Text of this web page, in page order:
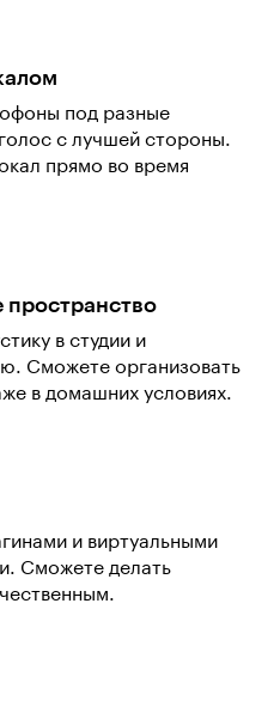
под разные
с лучшей стороны.
прямо во время
пространство
в студии и
Сможете организовать
в домашних условиях.
и виртуальными
Сможете делать